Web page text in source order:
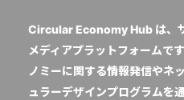
Circular Economy Hub は、
メディアプラットフォームで
ノミーに関する情報発信やネ
ュラーデザインプログラムを